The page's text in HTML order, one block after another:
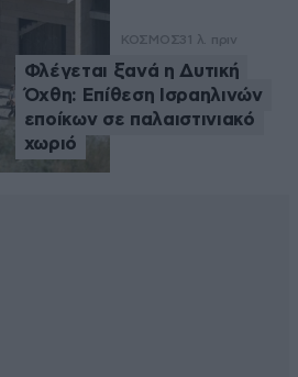
ΚΟΣΜΟΣ31 λ. πριν
Φλέγεται ξανά η Δυτική
Όχθη: Επίθεση Ισραηλινών
εποίκων σε παλαιστινιακό
χωριό